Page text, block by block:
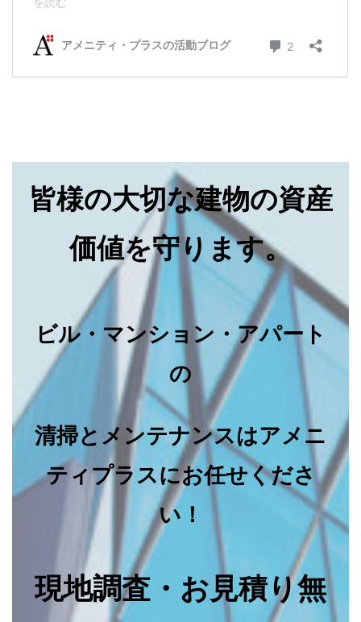
皆様の大切な建物の資産
価値を守ります。
ビル・マンション・アパート
の
清掃とメンテナンスはアメニ
ティプラスにお任せくださ
い！
現地調査・お見積り無